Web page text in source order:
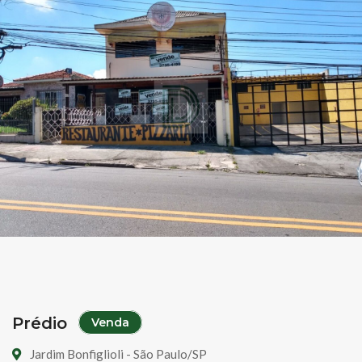
Prédio Venda
Jardim Bonfiglioli - São Paulo/SP